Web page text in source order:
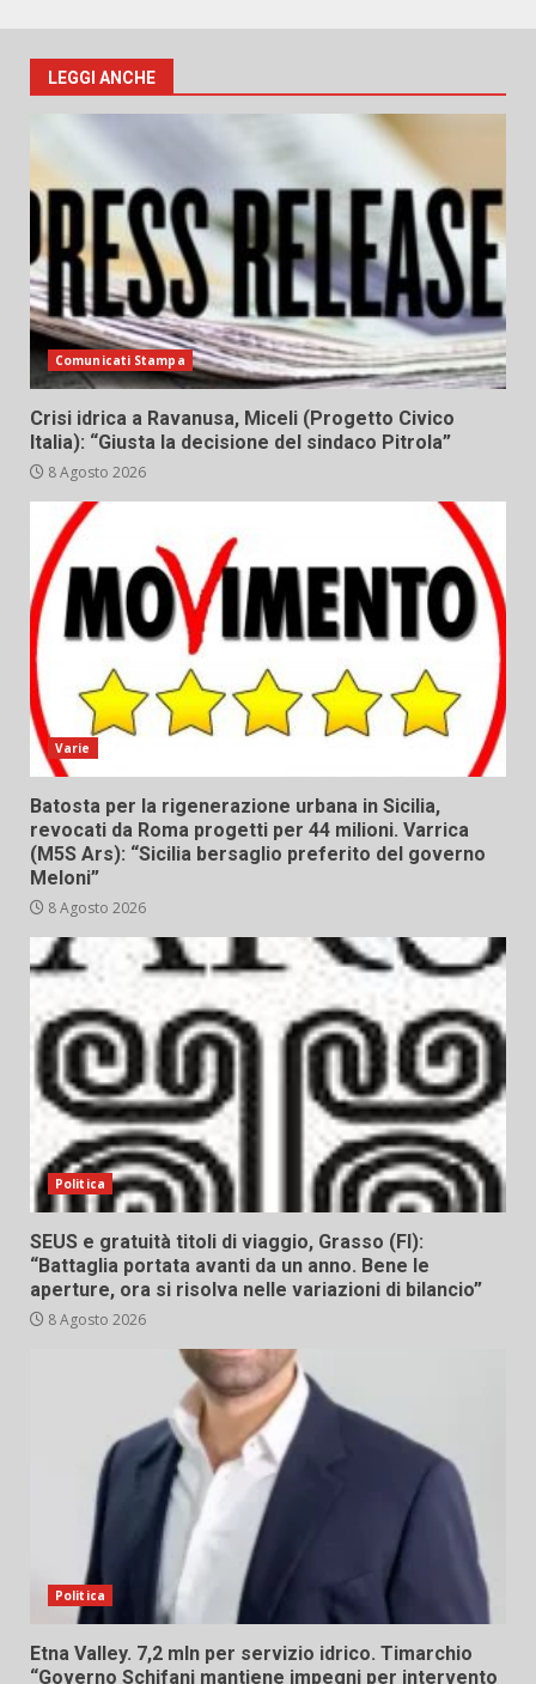
LEGGI ANCHE
Comunicati Stampa
Crisi idrica a Ravanusa, Miceli (Progetto Civico
Italia): “Giusta la decisione del sindaco Pitrola”
8 Agosto 2026
Varie
Batosta per la rigenerazione urbana in Sicilia,
revocati da Roma progetti per 44 milioni. Varrica
(M5S Ars): “Sicilia bersaglio preferito del governo
Meloni”
8 Agosto 2026
Politica
SEUS e gratuità titoli di viaggio, Grasso (FI):
“Battaglia portata avanti da un anno. Bene le
aperture, ora si risolva nelle variazioni di bilancio”
8 Agosto 2026
Politica
Etna Valley. 7,2 mln per servizio idrico. Timarchio
“Governo Schifani mantiene impegni per intervento